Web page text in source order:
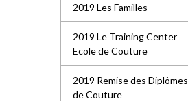
2019 Les Familles
2019 Le Training Center
Ecole de Couture
2019 Remise des Diplômes
de Couture